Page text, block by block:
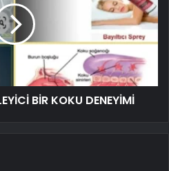
BİR KOKU DENEYİMİ